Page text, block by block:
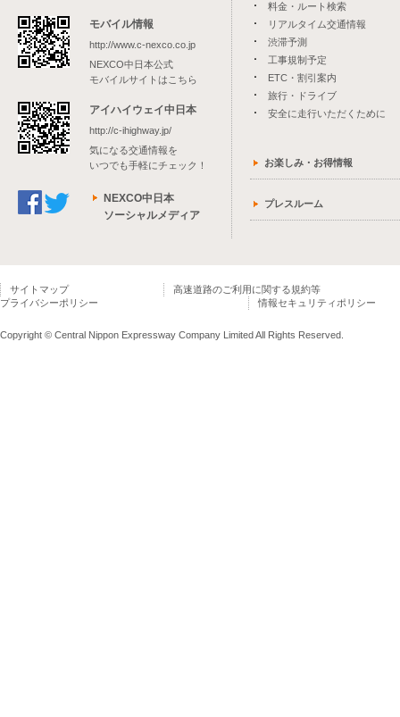
モバイル情報
http://www.c-nexco.co.jp
NEXCO中日本公式
モバイルサイトはこちら
アイハイウェイ中日本
http://c-ihighway.jp/
気になる交通情報を
いつでも手軽にチェック！
NEXCO中日本
ソーシャルメディア
料金・ルート検索
リアルタイム交通情報
渋滞予測
工事規制予定
ETC・割引案内
旅行・ドライブ
安全に走行いただくために
お楽しみ・お得情報
プレスルーム
サイトマップ
高速道路のご利用に関する規約等
プライバシーポリシー
情報セキュリティポリシー
Copyright © Central Nippon Expressway Company Limited All Rights Reserved.